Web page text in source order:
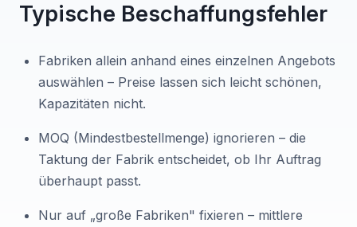
Typische Beschaffungsfehler
Fabriken allein anhand eines einzelnen Angebots
auswählen – Preise lassen sich leicht schönen,
Kapazitäten nicht.
MOQ (Mindestbestellmenge) ignorieren – die
Taktung der Fabrik entscheidet, ob Ihr Auftrag
überhaupt passt.
Nur auf „große Fabriken" fixieren – mittlere